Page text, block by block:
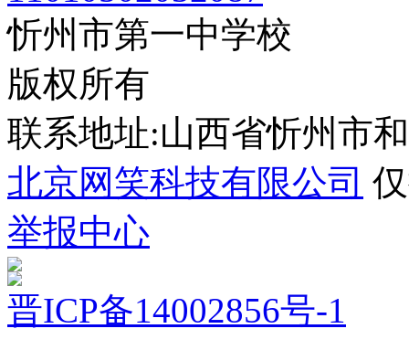
忻州市第一中学校
版权所有
联系地址:山西省忻州市
北京网笑科技有限公司
举报中心
晋ICP备14002856号-1